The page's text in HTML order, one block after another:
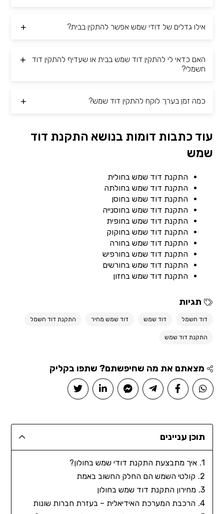
אילו גדלים של דודי שמש אפשר להתקין בבית?
האם כדאי לי להתקין דוד שמש בבית או שעדיף להתקין דוד
חשמלי?
כמה זמן בערך לוקח להתקין דוד שמש?
עוד כתבות דומות בנושא התקנת דוד
שמש
התקנת דוד שמש בחולית
התקנת דוד שמש בחולתה
התקנת דוד שמש בחוסן
התקנת דוד שמש בחוסנייה
התקנת דוד שמש בחופית
התקנת דוד שמש בחוקוק
התקנת דוד שמש בחורה
התקנת דוד שמש בחורפיש
התקנת דוד שמש בחורשים
התקנת דוד שמש בחזון
תגיות
דוד חשמל דוד שמש דוד שמש מחיר התקנת דוד חשמל
התקנת דוד שמש
מצאתם את מה שחיפשתם? שתפו בקליק
תוכן עניינים
איך מתבצעת התקנת דודי שמש בחולון?
קולטי השמש הם החלק החשוב באמת
מחירון התקנת דוד שמש בחולון
הרכבת המערכת האידיאלית – בעזרת חברות שונות